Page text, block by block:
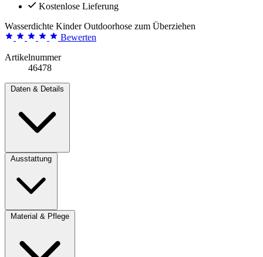
Kostenlose Lieferung
Wasserdichte Kinder Outdoorhose zum Überziehen
Bewerten
Artikelnummer
46478
Daten & Details
Ausstattung
Material & Pflege